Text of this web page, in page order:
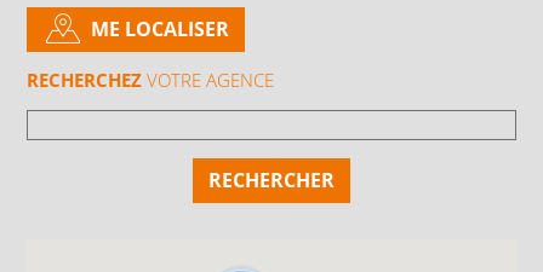
RECHERCHEZ VOTRE AGENCE
ME LOCALISER